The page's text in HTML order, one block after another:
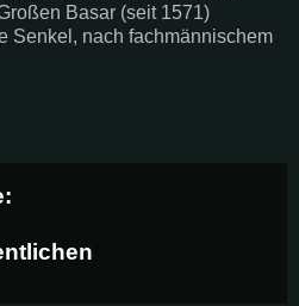
Basar (seit 1571)
Senkel, nach fachmännischem